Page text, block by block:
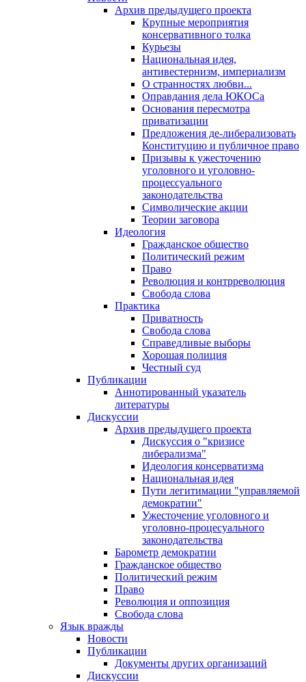
Архив предыдущего проекта
Крупные мероприятия
консервативного толка
Курьезы
Национальная идея,
антивестернизм, империализм
О странностях любви...
Оправдания дела ЮКОСа
Основания пересмотра
приватизации
Предложения де-либерализовать
Конституцию и публичное право
Призывы к ужесточению
уголовного и уголовно-
процессуального
законодательства
Символические акции
Теории заговора
Идеология
Гражданское общество
Политический режим
Право
Революция и контрреволюция
Свобода слова
Практика
Приватность
Свобода слова
Справедливые выборы
Хорошая полиция
Честный суд
Публикации
Аннотированный указатель
литературы
Дискуссии
Архив предыдущего проекта
Дискуссия о "кризисе
либерализма"
Идеология консерватизма
Национальная идея
Пути легитимации "управляемой
демократии"
Ужесточение уголовного и
уголовно-процесуального
законодательства
Барометр демократии
Гражданское общество
Политический режим
Право
Революция и оппозиция
Свобода слова
Язык вражды
Новости
Публикации
Документы других организаций
Дискуссии